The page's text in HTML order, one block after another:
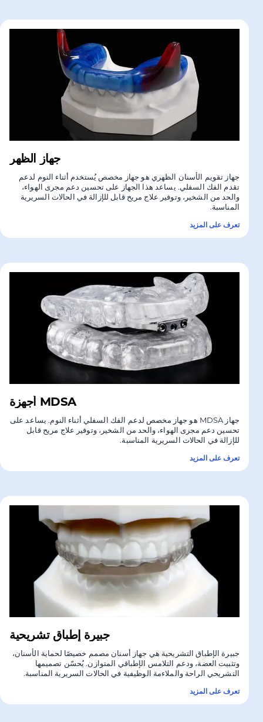
جهاز الظهر
جهاز تقويم الأسنان الظهري هو جهاز مخصص يُستخدم أثناء النوم لدعم
تقدم الفك السفلي. يساعد هذا الجهاز على تحسين دعم مجرى الهواء،
والحد من الشخير، وتوفير علاج مريح قابل للإزالة في الحالات السريرية
المناسبة.
تعرف على المزيد
أجهزة MDSA
جهاز MDSA هو جهاز مخصص لدعم الفك السفلي أثناء النوم. يساعد على
تحسين دعم مجرى الهواء، والحد من الشخير، وتوفير علاج مريح قابل
للإزالة في الحالات السريرية المناسبة.
تعرف على المزيد
جبيرة إطباق تشريحية
جبيرة الإطباق التشريحية هي جهاز أسنان مصمم خصيصًا لحماية الأسنان،
وتثبيت العضة، ودعم التلامس الإطباقي المتوازن. يُحسّن تصميمها
التشريحي الراحة والملاءمة الوظيفية في الحالات السريرية المناسبة.
تعرف على المزيد